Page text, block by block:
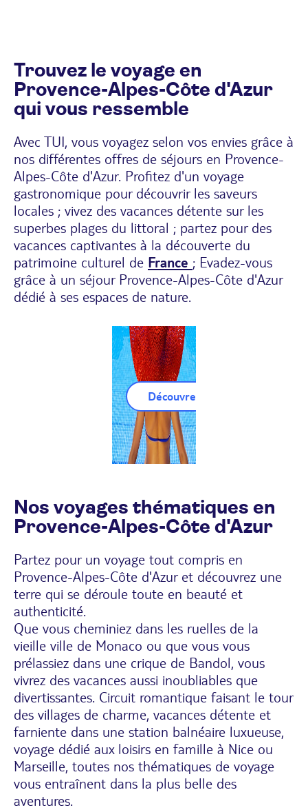
Trouvez le voyage en
Provence-Alpes-Côte d'Azur
qui vous ressemble
Avec TUI, vous voyagez selon vos envies grâce à
nos différentes offres de séjours en Provence-
Alpes-Côte d'Azur. Profitez d'un voyage
gastronomique pour découvrir les saveurs
locales ; vivez des vacances détente sur les
superbes plages du littoral ; partez pour des
vacances captivantes à la découverte du
patrimoine culturel de France ; Evadez-vous
grâce à un séjour Provence-Alpes-Côte d'Azur
dédié à ses espaces de nature.
Découvrez nos Séjours
Nos voyages thématiques en
Provence-Alpes-Côte d'Azur
Partez pour un voyage tout compris en
Provence-Alpes-Côte d'Azur et découvrez une
terre qui se déroule toute en beauté et
authenticité.
Que vous cheminiez dans les ruelles de la
vieille ville de Monaco ou que vous vous
prélassiez dans une crique de Bandol, vous
vivrez des vacances aussi inoubliables que
divertissantes. Circuit romantique faisant le tour
des villages de charme, vacances détente et
farniente dans une station balnéaire luxueuse,
voyage dédié aux loisirs en famille à Nice ou
Marseille, toutes nos thématiques de voyage
vous entraînent dans la plus belle des
aventures.